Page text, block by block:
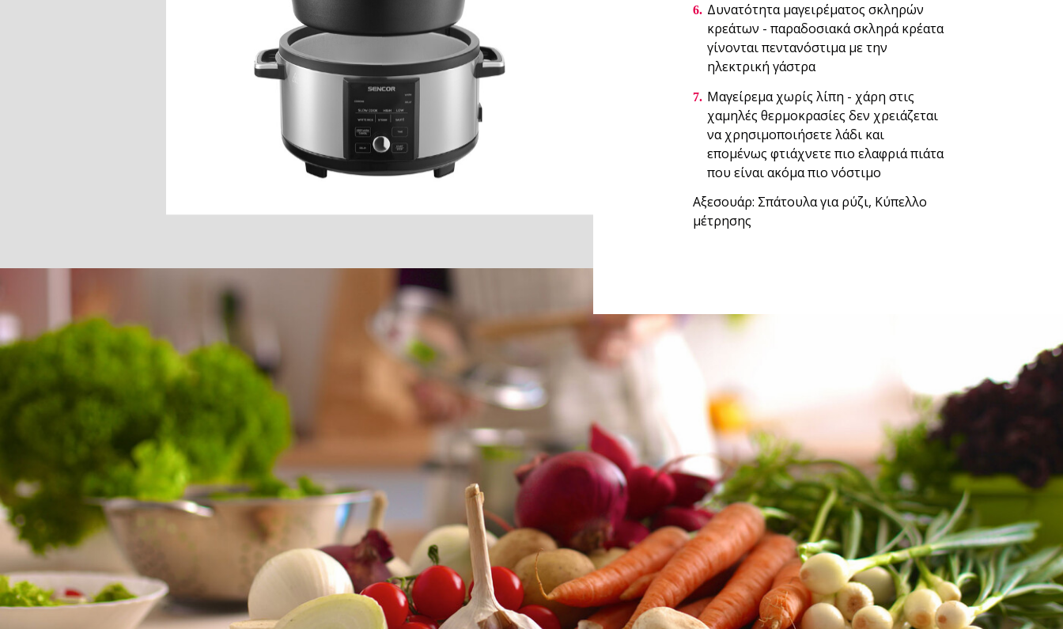
Δυνατότητα μαγειρέματος σκληρών
κρεάτων - παραδοσιακά σκληρά κρέατα
γίνονται πεντανόστιμα με την
ηλεκτρική γάστρα
Μαγείρεμα χωρίς λίπη - χάρη στις
χαμηλές θερμοκρασίες δεν χρειάζεται
να χρησιμοποιήσετε λάδι και
επομένως φτιάχνετε πιο ελαφριά πιάτα
που είναι ακόμα πιο νόστιμο
Αξεσουάρ: Σπάτουλα για ρύζι, Κύπελλο
μέτρησης